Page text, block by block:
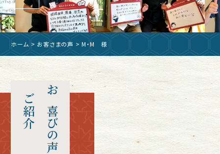
ホーム > お客さまの声 > M・M 様
お喜びの声
ご紹介